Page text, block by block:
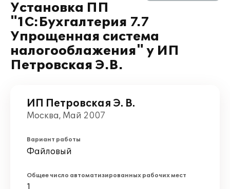
Установка ПП
"1С:Бухгалтерия 7.7
Упрощенная система
налогооблажения" у ИП
Петровская Э.В.
ИП Петровская Э. В.
Москва, Май 2007
Вариант работы
Файловый
Общее число автоматизированных рабочих мест